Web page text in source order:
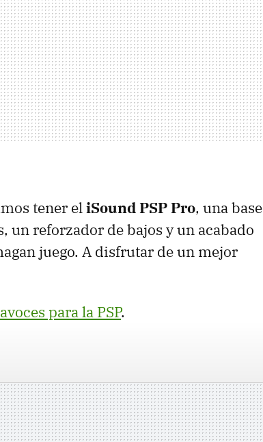
tener eliSound PSP Pro, una base
un reforzador de bajos y un acabado
juego. A disfrutar de un mejor
para la PSP.